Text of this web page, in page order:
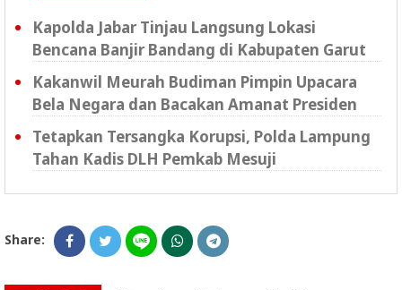
Kapolda Jabar Tinjau Langsung Lokasi
Bencana Banjir Bandang di Kabupaten Garut
Kakanwil Meurah Budiman Pimpin Upacara
Bela Negara dan Bacakan Amanat Presiden
Tetapkan Tersangka Korupsi, Polda Lampung
Tahan Kadis DLH Pemkab Mesuji
Share: